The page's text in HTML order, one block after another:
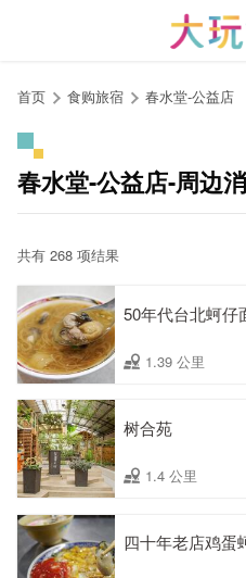
首页 食购旅宿 春水堂-公益店
春水堂-公益店-周边
共有 268 项结果
50年代台北蚵仔
1.39 公里
树合苑
1.4 公里
四十年老店鸡蛋